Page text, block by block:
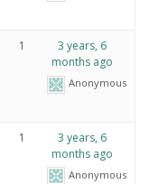
1
3 years, 6
months ago
Anonymous
1
3 years, 6
months ago
Anonymous